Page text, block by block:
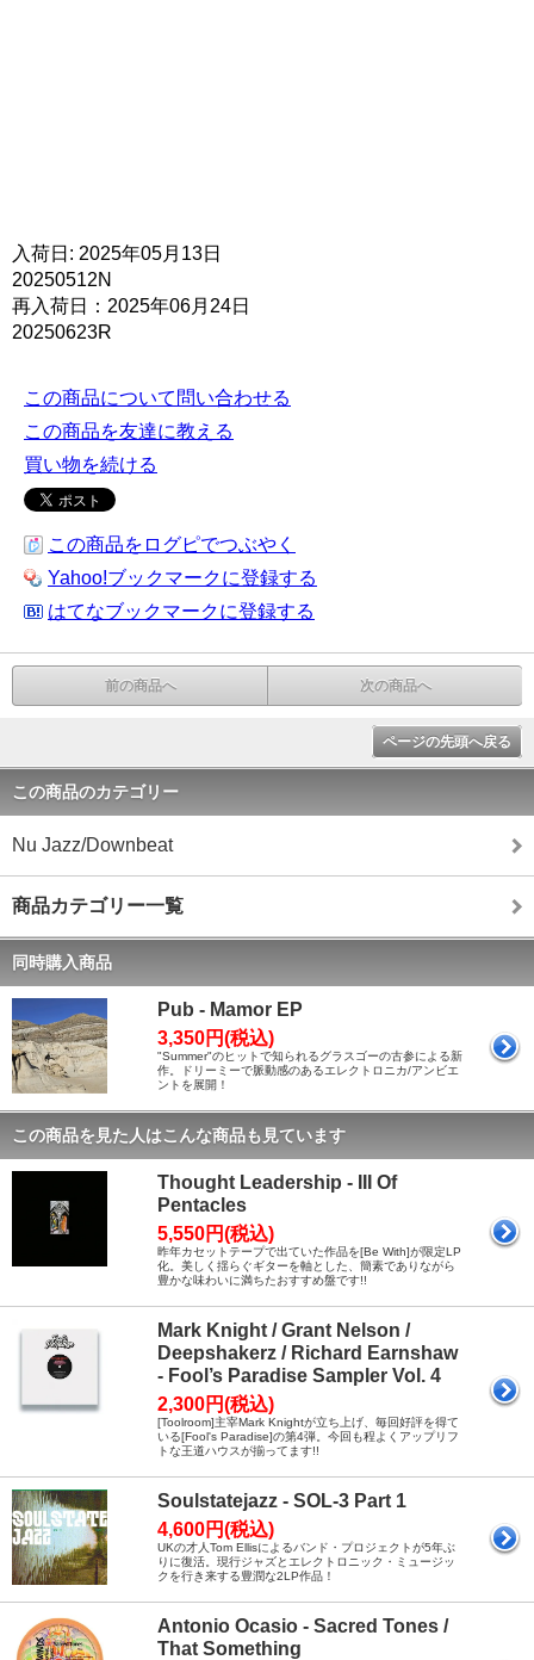
入荷日: 2025年05月13日
20250512N
再入荷日：2025年06月24日
20250623R
この商品について問い合わせる
この商品を友達に教える
買い物を続ける
この商品をログピでつぶやく
Yahoo!ブックマークに登録する
はてなブックマークに登録する
前の商品へ 次の商品へ
ページの先頭へ戻る
この商品のカテゴリー
Nu Jazz/Downbeat
商品カテゴリー一覧
同時購入商品
Pub - Mamor EP
3,350円(税込)
"Summer"のヒットで知られるグラスゴーの古参による新
作。ドリーミーで脈動感のあるエレクトロニカ/アンビエ
ントを展開！
この商品を見た人はこんな商品も見ています
Thought Leadership - III Of
Pentacles
5,550円(税込)
昨年カセットテープで出ていた作品を[Be With]が限定LP
化。美しく揺らぐギターを軸とした、簡素でありながら
豊かな味わいに満ちたおすすめ盤です!!
Mark Knight / Grant Nelson /
Deepshakerz / Richard Earnshaw
- Fool’s Paradise Sampler Vol. 4
2,300円(税込)
[Toolroom]主宰Mark Knightが立ち上げ、毎回好評を得て
いる[Fool's Paradise]の第4弾。今回も程よくアップリフ
トな王道ハウスが揃ってます!!
Soulstatejazz - SOL-3 Part 1
4,600円(税込)
UKの才人Tom Ellisによるバンド・プロジェクトが5年ぶ
りに復活。現行ジャズとエレクトロニック・ミュージッ
クを行き来する豊潤な2LP作品！
Antonio Ocasio - Sacred Tones /
That Something